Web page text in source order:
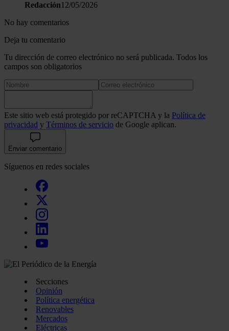
Redacción12/05/2026
No hay comentarios
Deja tu comentario
Tu dirección de correo electrónico no será publicada. Todos los
campos son obligatorios
Este sitio web está protegido por reCAPTCHA y la Política de
privacidad y Términos de servicio de Google aplican.
Enviar comentario
Síguenos en redes sociales
Secciones
Opinión
Política energética
Renovables
Mercados
Eléctricas